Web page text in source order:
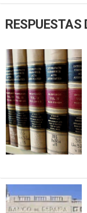
RESPUESTAS